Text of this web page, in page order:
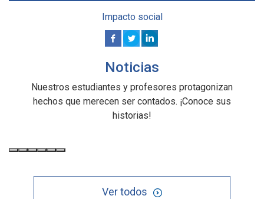
Impacto social
Noticias
Nuestros estudiantes y profesores protagonizan
hechos que merecen ser contados. ¡Conoce sus
historias!
Ver todos